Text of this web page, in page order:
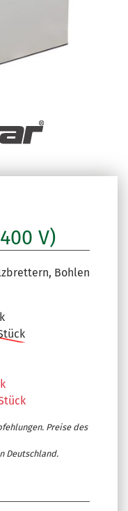
V)
Bohlen
Preise des
Deutschland.